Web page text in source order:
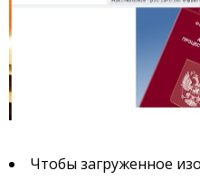
Чтобы загруженное